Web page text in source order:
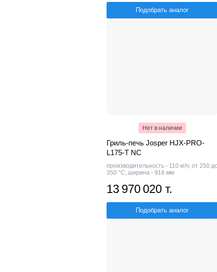
Подобрать аналог
Нет в наличии
Гриль-печь Josper HJX-PRO-
L175-T NC
производительность - 110 кг/ч; от 250
350 °С; ширина - 916 мм
13 970 020 т.
Подобрать аналог